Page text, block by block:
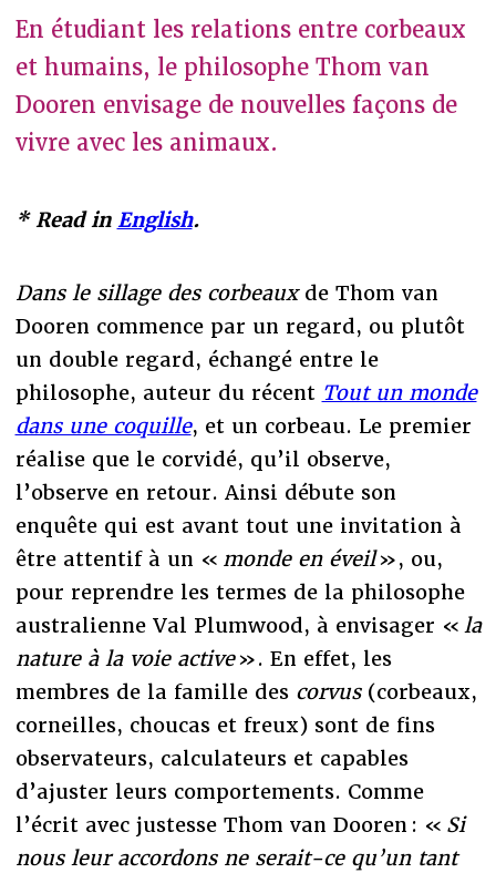
En étudiant les relations entre corbeaux
et humains, le philosophe Thom van
Dooren envisage de nouvelles façons de
vivre avec les animaux.
* Read in English.
Dans le sillage des corbeauxde Thom van
Dooren commence par un regard, ou plutôt
un double regard, échangé entre le
philosophe, auteur du récent Tout un monde
dans une coquille, et un corbeau. Le premier
réalise que le corvidé, qu’il observe,
l’observe en retour. Ainsi débute son
enquête qui est avant tout une invitation à
être attentif à un « monde en éveil», ou,
pour reprendre les termes de la philosophe
australienne Val Plumwood, à envisager « la
nature à la voie active». En effet, les
membres de la famille des corvus(corbeaux,
corneilles, choucas et freux) sont de fins
observateurs, calculateurs et capables
d’ajuster leurs comportements. Comme
l’écrit avec justesse Thom van Dooren : « Si
nous leur accordons ne serait-ce qu’un tant